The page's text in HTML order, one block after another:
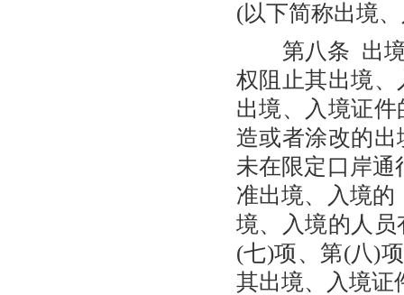
(以下简称出境
第八条 出境
权阻止其出境
出境、入境证
造或者涂改的
未在限定口岸通
准出境、入境的
境、入境的人
(七)项、第(八)
其出境、入境证